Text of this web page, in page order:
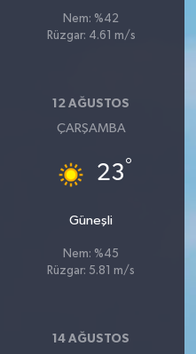
Nem: %42
Rüzgar: 4.61 m/s
12 AĞUSTOS
ÇARŞAMBA
23°
Güneşli
Nem: %45
Rüzgar: 5.81 m/s
14 AĞUSTOS